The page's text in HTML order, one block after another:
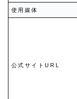
使用媒体
公式サイトURL